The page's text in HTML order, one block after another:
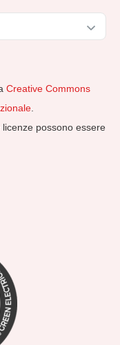
Creative Commons
.
possono essere